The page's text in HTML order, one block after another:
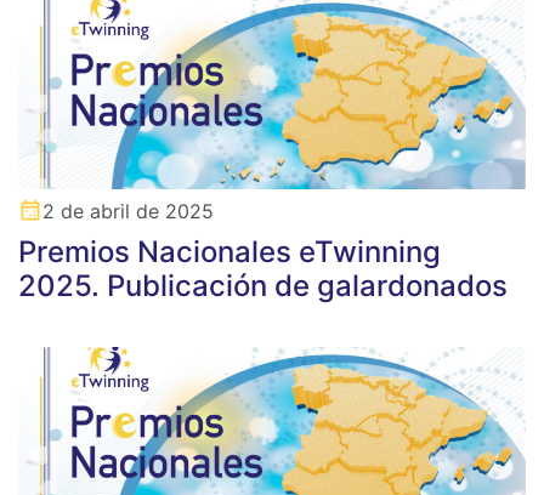
2 de abril de 2025
Premios Nacionales eTwinning
2025. Publicación de galardonados